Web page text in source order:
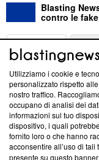
Blasting
contro le
ABOUT
Questa sezione
News, sui nostri
creare news di
‘Trust Project - News
ancora membro del
parte; Trust Project
conformità agli
Utilizziamo i cookie e
personalizzato rispetto
nostro traffico.
occupano di analisi dei
informazioni sul tuo
dispositivo, i quali
fornito loro o che hanno
acconsentire all’uso di
presente su questo